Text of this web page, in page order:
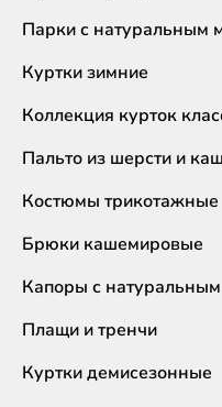
Парки с натуральным
Куртки зимние
Коллекция курток
Пальто из шерсти и
Костюмы трикотажные
Брюки кашемировые
Капоры с
Плащи и тренчи
Куртки демисезонные